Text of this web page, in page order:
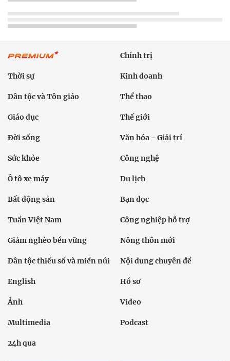
Chính trị
Thời sự Kinh doanh
Dân tộc và Tôn giáo Thể thao
Giáo dục Thế giới
Đời sống Văn hóa - Giải trí
Sức khỏe Công nghệ
Ô tô xe máy Du lịch
Bất động sản Bạn đọc
Tuần Việt Nam Công nghiệp hỗ trợ
Giảm nghèo bền vững Nông thôn mới
Dân tộc thiểu số và miền núi Nội dung chuyên đề
English Hồ sơ
Ảnh Video
Multimedia Podcast
24h qua